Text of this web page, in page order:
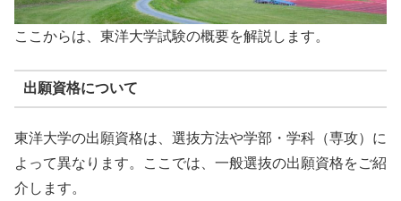
ここからは、東洋大学試験の概要を解説します。
出願資格について
東洋大学の出願資格は、選抜方法や学部・学科（専攻）に
よって異なります。ここでは、一般選抜の出願資格をご紹
介します。